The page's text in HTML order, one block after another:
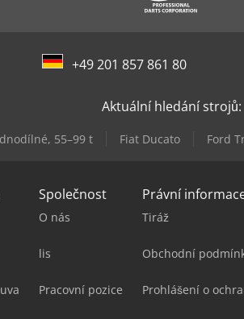
+49 201 857 861 80
Aktuální hledání strojů:
55–99 t Fiat Ducato Ford
Společnost
O nás
lis
Pracovní pozice
Právní
Tiráž
Obchodní
Prohlášení o